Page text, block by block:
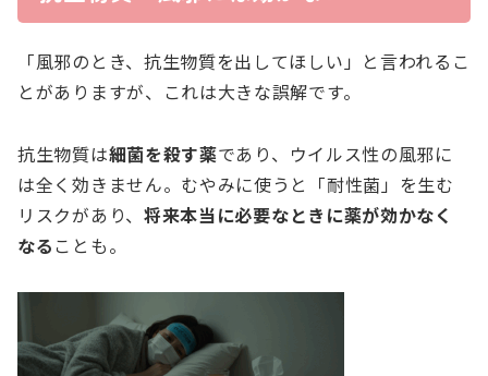
「風邪のとき、抗生物質を出してほしい」と言われるこ
とがありますが、これは大きな誤解です。
抗生物質は細菌を殺す薬であり、ウイルス性の風邪に
は全く効きません。むやみに使うと「耐性菌」を生む
リスクがあり、 将来本当に必要なときに薬が効かなく
なる ことも。